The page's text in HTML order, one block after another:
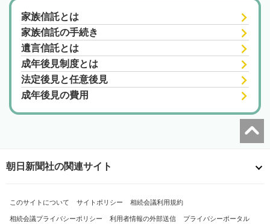
家族信託とは
家族信託の手続き
遺言信託とは
成年後見制度とは
法定後見と任意後見
成年後見の費用
朝日新聞社の関連サイト
このサイトについて サイトポリシー 相続会議利用規約
相続会議プライバシーポリシー 利用者情報の外部送信 プライバシーポータル